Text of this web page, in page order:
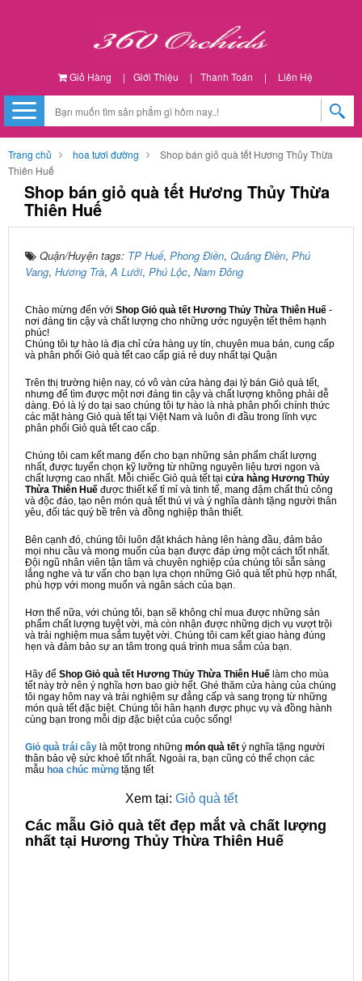
Giỏ Hàng | Giới Thiệu | Thanh Toán | Liên Hệ
Trang chủ hoa tươi đường
Shop bán giỏ quà tết Hương Thủy Thừa
Thiên Huế
Shop bán giỏ quà tết Hương Thủy Thừa
Thiên Huế
Quận/Huyện tags: TP Huế, Phong Điền, Quảng Điền, Phú
Vang, Hương Trà,A Lưới, Phú Lộc, Nam Đông
Chào mừng đến với Shop Giỏ quà tết Hương Thủy Thừa Thiên Huế -
nơi đáng tin cậy và chất lượng cho những ước nguyện tết thêm hạnh
phúc!
Chúng tôi tự hào là địa chỉ cửa hàng uy tín, chuyên mua bán, cung cấp
và phân phối Giỏ quà tết cao cấp giá rẻ duy nhất tại Quận
Trên thị trường hiện nay, có vô vàn cửa hàng đại lý bán Giỏ quà tết,
nhưng để tìm được một nơi đáng tin cậy và chất lượng không phải dễ
dàng. Đó là lý do tại sao chúng tôi tự hào là nhà phân phối chính thức
các mặt hàng Giỏ quà tết tại Việt Nam và luôn đi đầu trong lĩnh vực
phân phối Giỏ quà tết cao cấp.
Chúng tôi cam kết mang đến cho bạn những sản phẩm chất lượng
nhất, được tuyển chọn kỹ lưỡng từ những nguyên liệu tươi ngon và
chất lượng cao nhất. Mỗi chiếc Giỏ quà tết tại cửa hàng Hương Thủy
Thừa Thiên Huế được thiết kế tỉ mỉ và tinh tế, mang đậm chất thủ công
và độc đáo, tạo nên món quà tết thú vị và ý nghĩa dành tặng người thân
yêu, đối tác quý bề trên và đồng nghiệp thân thiết.
Bên cạnh đó, chúng tôi luôn đặt khách hàng lên hàng đầu, đảm bảo
mọi nhu cầu và mong muốn của bạn được đáp ứng một cách tốt nhất.
Đội ngũ nhân viên tận tâm và chuyên nghiệp của chúng tôi sẵn sàng
lắng nghe và tư vấn cho bạn lựa chọn những Giỏ quà tết phù hợp nhất,
phù hợp với mong muốn và ngân sách của bạn.
Hơn thế nữa, với chúng tôi, bạn sẽ không chỉ mua được những sản
phẩm chất lượng tuyệt vời, mà còn nhận được những dịch vụ vượt trội
và trải nghiệm mua sắm tuyệt vời. Chúng tôi cam kết giao hàng đúng
hẹn và đảm bảo sự an tâm trong quá trình mua sắm của bạn.
Hãy để Shop Giỏ quà tết Hương Thủy Thừa Thiên Huế làm cho mùa
tết này trở nên ý nghĩa hơn bao giờ hết. Ghé thăm cửa hàng của chúng
tôi ngay hôm nay và trải nghiệm sự đẳng cấp và sang trọng từ những
món quà tết đặc biệt. Chúng tôi hân hạnh được phục vụ và đồng hành
cùng bạn trong mỗi dịp đặc biệt của cuộc sống!
Giỏ quà trái cây là một trong những món quà tết ý nghĩa tặng người
thân bảo vệ sức khoẻ tốt nhất. Ngoài ra, bạn cũng có thể chọn các
mẫu hoa chúc mừng tặng tết
Xem tại: Giỏ quà tết
Các mẫu Giỏ quà tết đẹp mắt và chất lượng
nhất tại Hương Thủy Thừa Thiên Huế